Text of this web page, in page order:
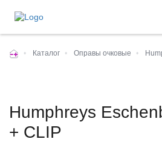
• Каталог • Оправы очковые •
Humphreys
+ CLIP